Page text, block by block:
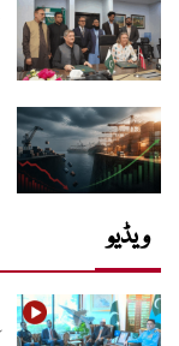
ویڈیو